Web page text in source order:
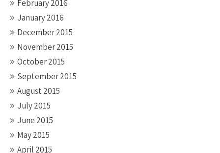
February 2016
January 2016
December 2015
November 2015
October 2015
September 2015
August 2015
July 2015
June 2015
May 2015
April 2015